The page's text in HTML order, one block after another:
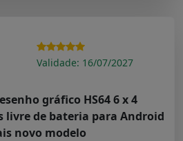
Validade: 16/07/2027
gráfico HS64 6 x 4
de bateria para Android
novo modelo